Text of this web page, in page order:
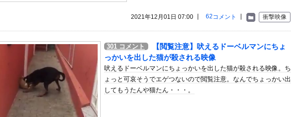
【4/4】嫁が浮気をしている。私の知らないスマホで連絡を取り合い、日中会ったりしてい...
野田クリスタルさん「イラストレーターの人が『AIに仕事を奪われる』って言ってるけど、...
富士登山ツアー中に64歳男性死亡 8合目付近で意識失う
美人工学研究者さん、ぽっちゃりボディが限界突破してしまう
英国人「日本代表で一番好き」上田綺世、プレミア移籍が浮上！現地サポが大興奮！獲得を望...
衝撃映像
62コメント
2021年12月01日 07:00 ┃
301 コメント
【閲覧注意】吠えるドーベルマンにちょ
っかいを出した猫が殺される映像
吠えるドーベルマンにちょっかいを出した猫が殺される映像。ち
ょっと可哀そうでエゲつないので閲覧注意。なんでちょっかい出
してもうたんや猫たん・・・。